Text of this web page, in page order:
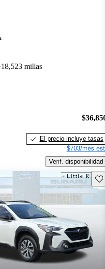
18,523 millas
El precio incluye tasas
$703/mes
Verif. disponibilidad